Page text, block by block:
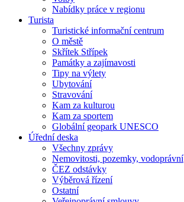
Nabídky práce v regionu
Turista
Turistické informační centrum
O městě
Skřítek Střípek
Památky a zajímavosti
Tipy na výlety
Ubytování
Stravování
Kam za kulturou
Kam za sportem
Globální geopark UNESCO
Úřední deska
Všechny zprávy
Nemovitosti, pozemky, vodoprávní
ČEZ odstávky
Výběrová řízení
Ostatní